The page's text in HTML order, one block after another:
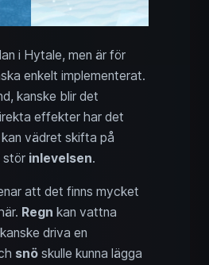
i Hytale, men är för
enkelt implementerat.
kanske blir det
effekter har det
vädret skifta på
stör inlevelsen.
att det finns mycket
Regn kan vattna
driva en
snö skulle kunna lägga